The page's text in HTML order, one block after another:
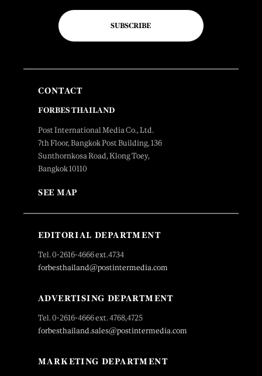
SUBSCRIBE
CONTACT
FORBES THAILAND
Post International Media Co., Ltd.
7th Floor, Bangkok Post Building, 136
Sunthornkosa Road, Klong Toey,
Bangkok 10110
SEE MAP
EDITORIAL DEPARTMENT
Tel. 0-2616-4666 ext.4734
forbesthailand@postintermedia.com
ADVERTISING DEPARTMENT
Tel. 0-2616-4666 ext. 4768,4725
forbesthailand.sales@postintermedia.com
MARKETING DEPARTMENT